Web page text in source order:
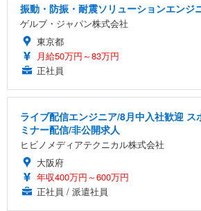
振動・防振・耐震ソリューションエンジ
ゲルブ・ジャパン株式会社
東京都
月給50万円～83万円
正社員
ライブ配信エンジニア/8月中入社歓迎 ス
ミナー配信/非公開求人
ヒビノメディアテクニカル株式会社
大阪府
年収400万円～600万円
正社員 / 派遣社員